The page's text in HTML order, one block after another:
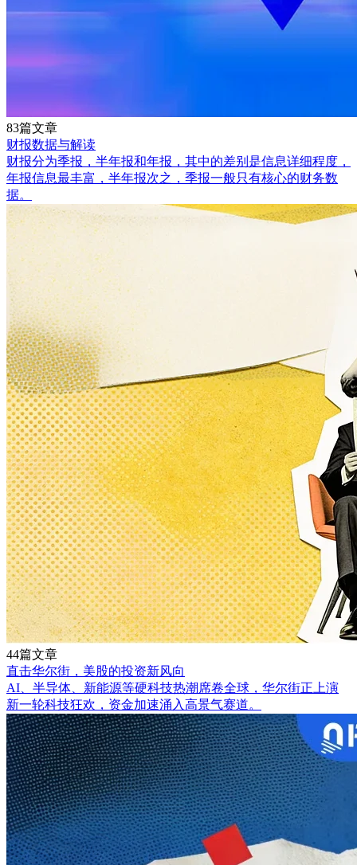
83篇文章
财报数据与解读
财报分为季报，半年报和年报，其中的差别是信息详细程度，
年报信息最丰富，半年报次之，季报一般只有核心的财务数
据。
44篇文章
直击华尔街，美股的投资新风向
AI、半导体、新能源等硬科技热潮席卷全球，华尔街正上演
新一轮科技狂欢，资金加速涌入高景气赛道。